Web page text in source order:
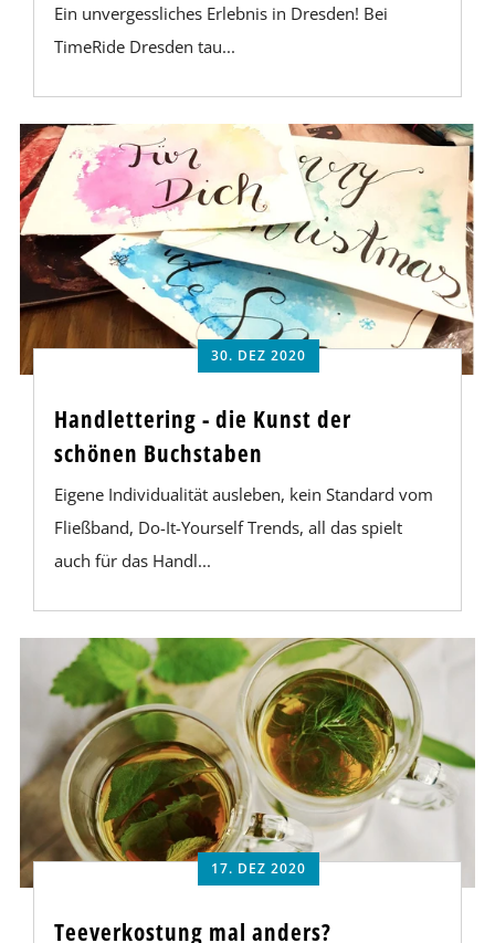
Ein unvergessliches Erlebnis in Dresden! Bei
TimeRide Dresden tau...
30. DEZ 2020
Handlettering - die Kunst der
schönen Buchstaben
Eigene Individualität ausleben, kein Standard vom
Fließband, Do-It-Yourself Trends, all das spielt
auch für das Handl...
17. DEZ 2020
Teeverkostung mal anders?